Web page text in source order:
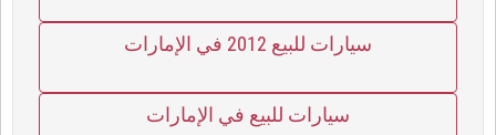
سيارات للبيع 2012 في الإمارات
سيارات للبيع في الإمارات